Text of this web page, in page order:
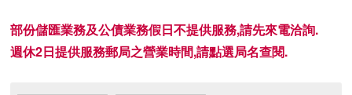
部份儲匯業務及公債業務假日不提供服務,請先來電洽詢.
週休2日提供服務郵局之營業時間,請點選局名查閱.